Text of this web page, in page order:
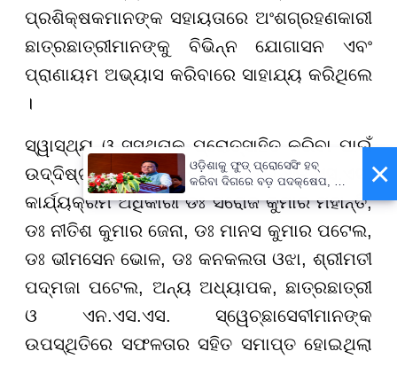
ପ୍ରଶିକ୍ଷକମାନଙ୍କ ସହାୟତାରେ ଅଂଶଗ୍ରହଣକାରୀ
ଛାତ୍ରଛାତ୍ରୀମାନଙ୍କୁ ବିଭିନ୍ନ ଯୋଗାସନ ଏବଂ
ପ୍ରାଣାୟମ ଅଭ୍ୟାସ କରିବାରେ ସାହାଯ୍ୟ କରିଥିଲେ
।
ସ୍ୱାସ୍ଥ୍ୟ ଓ ସୁସ୍ଥତାକୁ ପ୍ରୋତ୍ସାହିତ କରିବା ପାଇଁ
ଉଦ୍ଦିଷ୍ଟ ଏହି କାର୍ଯ୍ୟକ୍ରମ ସୋଆର ଏନ.ଏସ.ଏସ.
କାର୍ଯ୍ୟକ୍ରମ ଅଧିକାରୀ ଡଃ ସରୋଜ କୁମାର ମହାନ୍ତି,
ଡଃ ନୀତିଶ କୁମାର ଜେନା, ଡଃ ମାନସ କୁମାର ପଟେଲ,
ଡଃ ଭୀମସେନ ଭୋଳ, ଡଃ କନକଲତା ଓଝା, ଶ୍ରୀମତୀ
ପଦ୍ମଜା ପଟେଲ, ଅନ୍ୟ ଅଧ୍ୟାପକ, ଛାତ୍ରଛାତ୍ରୀ
ଓ ଏନ.ଏସ.ଏସ. ସ୍ୱେଚ୍ଛାସେବୀମାନଙ୍କ
ଉପସ୍ଥିତିରେ ସଫଳତାର ସହିତ ସମାପ୍ତ ହୋଇଥିଲା
×
ଓଡ଼ିଶାକୁ ଫୁଡ୍ ପ୍ରୋସେସିଂ ହବ୍
କରିବା ଦିଗରେ ବଡ଼ ପଦକ୍ଷେପ, ୪୨